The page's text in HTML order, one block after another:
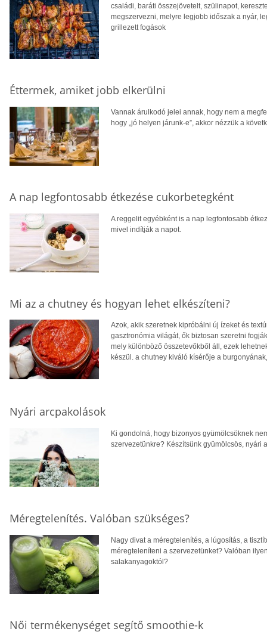
családi, baráti összejövetelt, szülinapot,
megszervezni, melyre legjobb időszak a nyár,
grillezett fogások
Éttermek, amiket jobb elkerülni
Vannak árulkodó jelei annak, hogy nem a
hogy „jó helyen járunk-e”, akkor nézzük a
A nap legfontosabb étkezése cukorbetegként
A reggelit egyébként is a nap legfontosabb
mivel indítják a napot.
Mi az a chutney és hogyan lehet elkészíteni?
Azok, akik szeretnek kipróbálni új ízeket és
gasztronómia világát, ők biztosan szeretni
mely különböző összetevőkből áll, ezek
készül. a chutney kiváló kísérője a
Nyári arcpakolások
Ki gondolná, hogy bizonyos gyümölcsöknek
szervezetünkre? Készítsünk gyümölcsös, nyári
Méregtelenítés. Valóban szükséges?
Nagy divat a méregtelenítés, a lúgosítás, a
méregteleníteni a szervezetünket? Valóban
salakanyagoktól?
Női termékenységet segítő smoothie-k